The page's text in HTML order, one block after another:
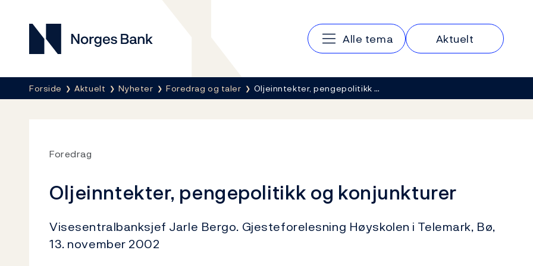
Norges Bank
Hovedmeny
Alle tema Aktuelt
Her er du nå:
Forside Aktuelt Nyheter Foredrag og taler Oljeinntekter, pengepolitikk …
Foredrag
Oljeinntekter, pengepolitikk og konjunkturer
Visesentralbanksjef Jarle Bergo. Gjesteforelesning Høyskolen i Telemark, Bø,
13. november 2002